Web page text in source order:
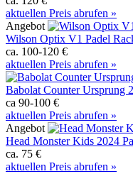
aktuellen Preis abrufen »
Angebot
Wilson Optix V1 Padel
ca. 100-120 €
aktuellen Preis abrufen »
Babolat Counter Ursprung
ca 90-100 €
aktuellen Preis abrufen »
Angebot
Head Monster Kids 2024
ca. 75 €
aktuellen Preis abrufen »